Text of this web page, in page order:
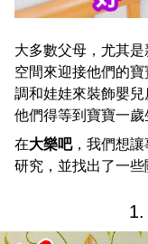
大多數父母，尤其
空間來迎接他們的
調和娃娃來裝飾嬰
他們得等到寶寶一歲
在大樂吧，我們想
研究，並找出了一些